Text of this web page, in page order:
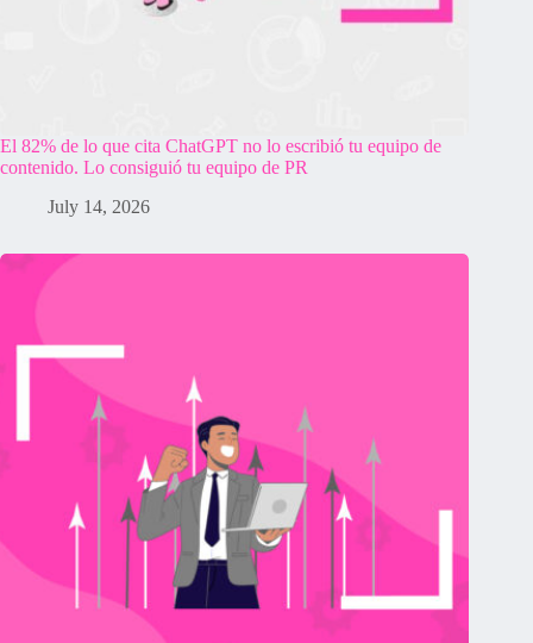
El 82% de lo que cita ChatGPT no lo escribió tu equipo de
contenido. Lo consiguió tu equipo de PR
July 14, 2026